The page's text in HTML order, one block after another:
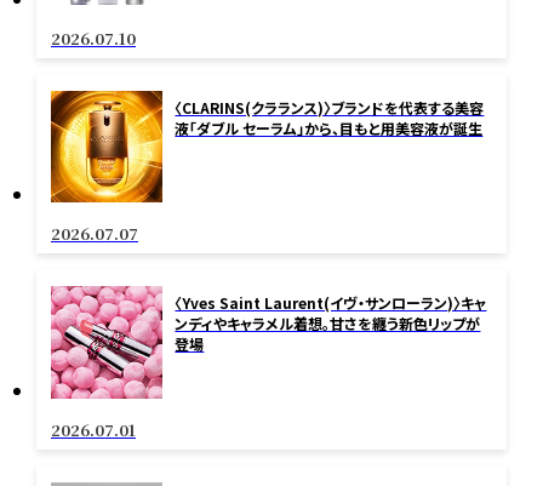
2026.07.10
〈CLARINS(クラランス)〉ブランドを代表する美容
液「ダブル セーラム」から、目もと用美容液が誕生
2026.07.07
〈Yves Saint Laurent(イヴ・サンローラン)〉キャ
ンディやキャラメル着想。甘さを纏う新色リップが
登場
2026.07.01